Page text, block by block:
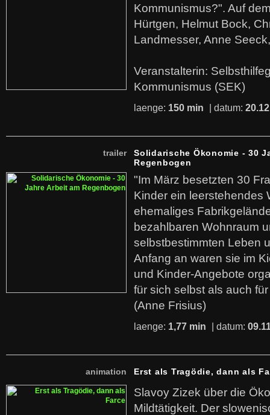
Kommunismus?". Auf
Hürtgen, Helmut Bock,
Landmesser, Anne
Veranstalterin:
Kommunismus (SEK)
laenge: 150 min | datum:
trailer
Solidarische Ökonomie - 30
Regenbogen
"Im März besetzten 30
Kinder ein leerstehendes
ehemaliges
bezahlbaren Wohnraum
selbstbestimmten Leben
Anfang an waren sie im
und Kinder-Angebote
für sich selbst als auch
(Anne Frisius)
laenge: 1,77 min | datum:
animation Erst als Tragödie, dann als
Slavoy Zizek über die
Mildtätigkeit. Der